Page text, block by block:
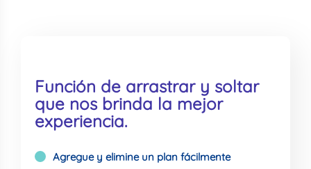
Función de arrastrar y soltar
que nos brinda la mejor
experiencia.
Agregue y elimine un plan fácilmente